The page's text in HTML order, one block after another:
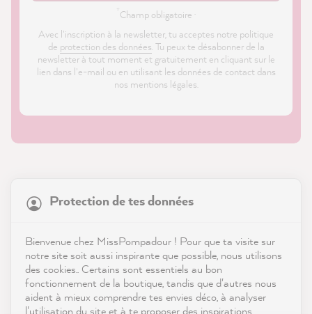
Champ obligatoire ·
Avec l'inscription à la newsletter, tu acceptes notre politique
de protection des données. Tu peux te désabonner de la
newsletter à tout moment et gratuitement en cliquant sur le
lien dans l'e-mail ou en utilisant les données de contact dans
nos mentions légales.
Boutique
Service
Contact
Télécharger l'appli
Protection de tes données
Bienvenue chez MissPompadour ! Pour que ta visite sur
notre site soit aussi inspirante que possible, nous utilisons
des cookies.. Certains sont essentiels au bon
fonctionnement de la boutique, tandis que d'autres nous
aident à mieux comprendre tes envies déco, à analyser
l'utilisation du site et à te proposer des inspirations
reviews-io